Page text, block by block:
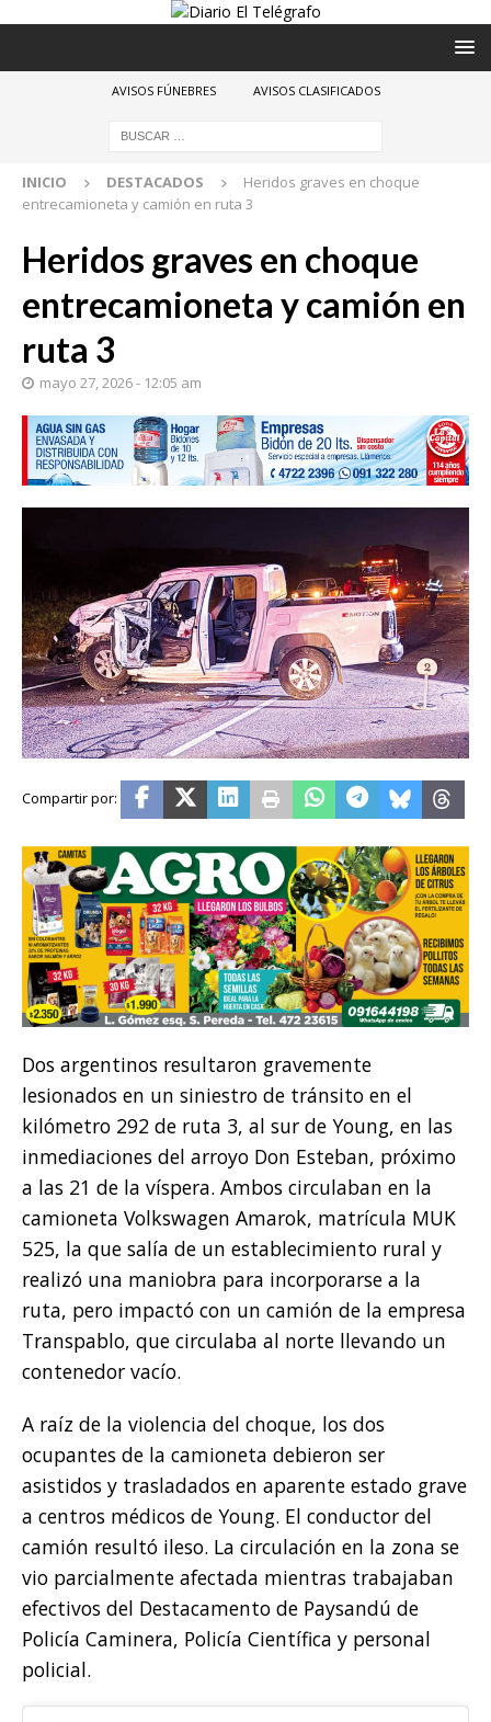
AVISOS FÚNEBRES AVISOS CLASIFICADOS
INICIO DESTACADOS
Heridos graves en choque
entrecamioneta y camión en ruta 3
Heridos graves en choque
entrecamioneta y camión en
ruta 3
mayo 27, 2026 - 12:05 am
Dos argentinos resultaron gravemente
lesionados en un siniestro de tránsito en el
kilómetro 292 de ruta 3, al sur de Young, en las
inmediaciones del arroyo Don Esteban, próximo
a las 21 de la víspera. Ambos circulaban en la
camioneta Volkswagen Amarok, matrícula MUK
525, la que salía de un establecimiento rural y
realizó una maniobra para incorporarse a la
ruta, pero impactó con un camión de la empresa
Transpablo, que circulaba al norte llevando un
contenedor vacío.
A raíz de la violencia del choque, los dos
ocupantes de la camioneta debieron ser
asistidos y trasladados en aparente estado grave
a centros médicos de Young. El conductor del
camión resultó ileso. La circulación en la zona se
vio parcialmente afectada mientras trabajaban
efectivos del Destacamento de Paysandú de
Policía Caminera, Policía Científica y personal
policial.